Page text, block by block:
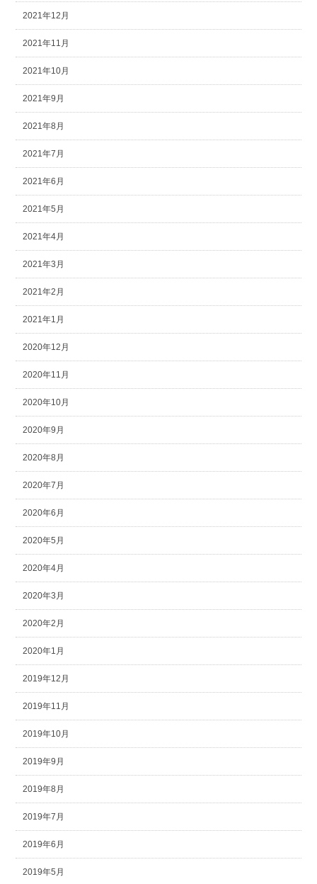
2021年12月
2021年11月
2021年10月
2021年9月
2021年8月
2021年7月
2021年6月
2021年5月
2021年4月
2021年3月
2021年2月
2021年1月
2020年12月
2020年11月
2020年10月
2020年9月
2020年8月
2020年7月
2020年6月
2020年5月
2020年4月
2020年3月
2020年2月
2020年1月
2019年12月
2019年11月
2019年10月
2019年9月
2019年8月
2019年7月
2019年6月
2019年5月